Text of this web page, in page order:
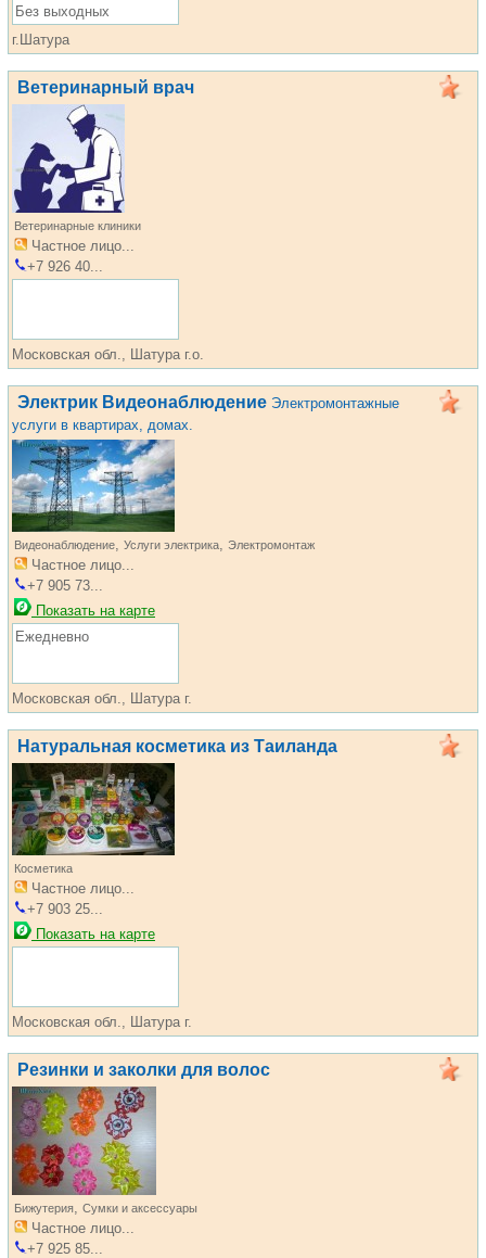
Без выходных
г.Шатура
Ветеринарный врач
Ветеринарные клиники
Частное лицо...
+7 926 40...
Московская обл., Шатура г.о.
Электрик Видеонаблюдение Электромонтажные
услуги в квартирах, домах.
Видеонаблюдение, Услуги электрика, Электромонтаж
Частное лицо...
+7 905 73...
Показать на карте
Ежедневно
Московская обл., Шатура г.
Натуральная косметика из Таиланда
Косметика
Частное лицо...
+7 903 25...
Показать на карте
Московская обл., Шатура г.
Резинки и заколки для волос
Бижутерия, Сумки и аксессуары
Частное лицо...
+7 925 85...